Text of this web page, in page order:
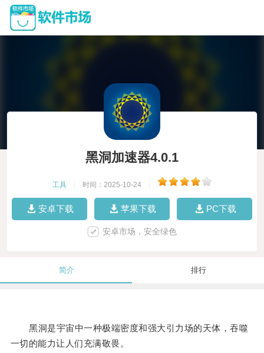
黑洞加速器4.0.1
工具 时间：2025-10-24
安卓下载 苹果下载 PC下载
安卓市场，安全绿色
简介 排行
黑洞是宇宙中一种极端密度和强大引力场的天体，吞噬
一切的能力让人们充满敬畏。